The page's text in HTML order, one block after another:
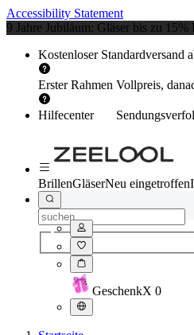
Accessibility Statement
9 Jahre Jubiläum: Gläser bis zu 15%
Kostenloser Standardversand
Erster Rahmen Vollpreis,
Hilfecenter
BrillenGläserNeu eingetroffen
GeschenkX 0